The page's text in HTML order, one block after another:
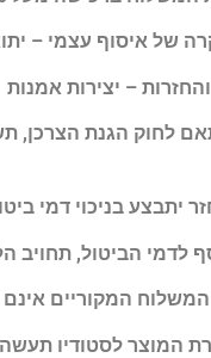
– יצירות אמנות